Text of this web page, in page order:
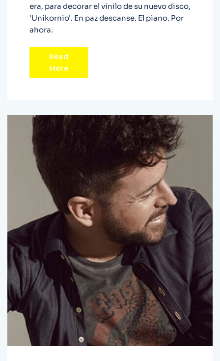
era, para decorar el vinilo de su nuevo disco,
'Unikornio'. En paz descanse. El piano. Por
ahora.
Read
More